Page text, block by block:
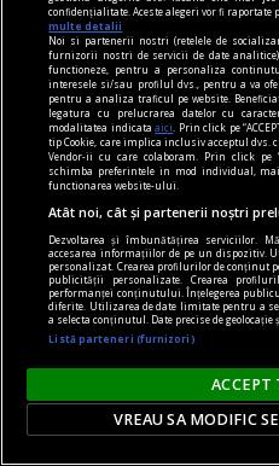
FRONT: expoziție de
Vadim Ghirda și Larisa
Vineri, 23 februarie, de
la începerea războiului
expoziția de fotografie
confidențialitate. Aceste alegeri vor fi
multe detalii
Noi si partenerii nostri (retelele de
furnizorii nostri de servicii de date
functioneze, pentru a personaliza
interesele si/sau profilul dvs., pentru a va
pentru a analiza traficul pe website.
legatura cu prelucrarea datelor cu
modalitatea indicataaici
. Prin click pe
tip Cookie, care implica inclusiv acceptul dvs.
Vendor-ii cu care colaboram. Prin click pe
schimba preferintele in mod individual,
functionarea website-ului.
Atât noi, cât și partenerii noștri
Dezvoltarea și îmbunătățirea serviciilor.
accesarea informațiilor de pe un dispozitiv.
personalizat. Crearea profilurilor de conținut
publicității personalizate. Crearea
performanței conținutului. Înțelegerea
diferite. Utilizarea de date limitate pentru a
a selecta conținutul. Date precise de
Listă parteneri (furnizori)
ACCEPT
VREAU SA MODIFIC